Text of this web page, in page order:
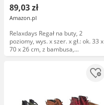
89,03 zł
Amazon.pl
Relaxdays Regał na buty, 2
poziomy, wys. x szer. x gł.: ok. 33 x
70 x 26 cm, z bambusa,
przechowywanie butów,